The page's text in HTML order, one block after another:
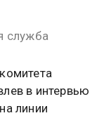
служба
в интервью
линии